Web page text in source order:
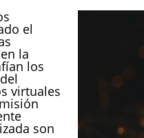
el
la
los
virtuales
son